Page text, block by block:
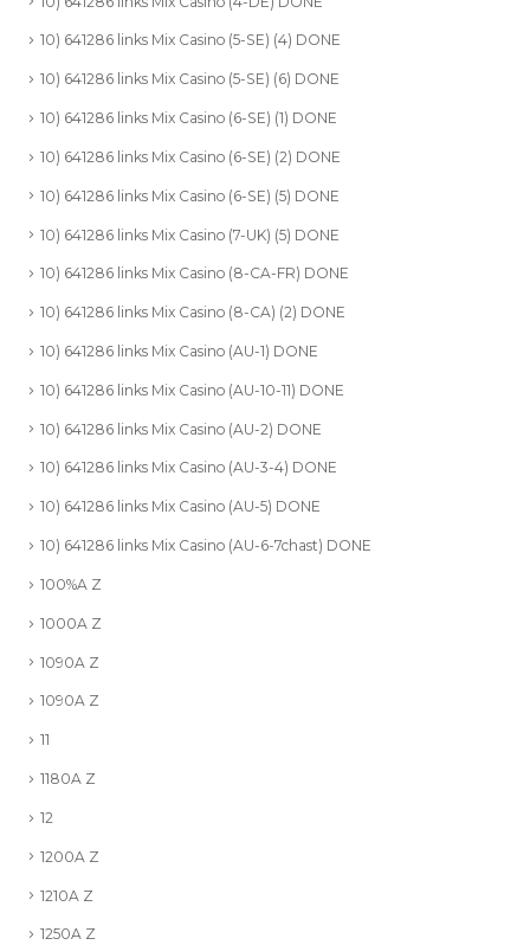
10) 641286 links Mix Casino (5-SE) (4) DONE
10) 641286 links Mix Casino (5-SE) (6) DONE
10) 641286 links Mix Casino (6-SE) (1) DONE
10) 641286 links Mix Casino (6-SE) (2) DONE
10) 641286 links Mix Casino (6-SE) (5) DONE
10) 641286 links Mix Casino (7-UK) (5) DONE
10) 641286 links Mix Casino (8-CA-FR) DONE
10) 641286 links Mix Casino (8-CA) (2) DONE
10) 641286 links Mix Casino (AU-1) DONE
10) 641286 links Mix Casino (AU-10-11) DONE
10) 641286 links Mix Casino (AU-2) DONE
10) 641286 links Mix Casino (AU-3-4) DONE
10) 641286 links Mix Casino (AU-5) DONE
10) 641286 links Mix Casino (AU-6-7chast) DONE
100%A Z
1000A Z
1090A Z
1090A Z
11
1180A Z
12
1200A Z
1210A Z
1250A Z